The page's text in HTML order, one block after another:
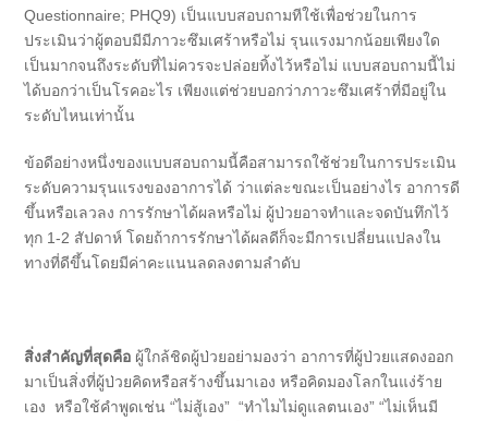
Questionnaire; PHQ9) เป็นแบบสอบถามทีใช้เพื่อช่วยในการ
ประเมินว่าผู้ตอบมีมีภาวะซึมเศร้าหรือไม่ รุนแรงมากน้อยเพียงใด
เป็นมากจนถึงระดับที่ไม่ควรจะปล่อยทิ้งไว้หรือไม่ แบบสอบถามนี้ไม่
ได้บอกว่าเป็นโรคอะไร เพียงแต่ช่วยบอกว่าภาวะซึมเศร้าที่มีอยู่ใน
ระดับไหนเท่านั้น
ข้อดีอย่างหนึ่งของแบบสอบถามนี้คือสามารถใช้ช่วยในการประเมิน
ระดับความรุนแรงของอาการได้ ว่าแต่ละขณะเป็นอย่างไร อาการดี
ขึ้นหรือเลวลง การรักษาได้ผลหรือไม่ ผู้ป่วยอาจทำและจดบันทึกไว้
ทุก 1-2 สัปดาห์ โดยถ้าการรักษาได้ผลดีก็จะมีการเปลี่ยนแปลงใน
ทางที่ดีขึ้นโดยมีค่าคะแนนลดลงตามลำดับ
สิ่งสำคัญที่สุดคือ ผู้ใกล้ชิดผู้ป่วยอย่ามองว่า อาการที่ผู้ป่วยแสดงออก
มาเป็นสิ่งที่ผู้ป่วยคิดหรือสร้างขึ้นมาเอง หรือคิดมองโลกในแง่ร้าย
เอง หรือใช้คำพูดเช่น “ไม่สู้เอง” “ทำไมไม่ดูแลตนเอง” “ไม่เห็นมี